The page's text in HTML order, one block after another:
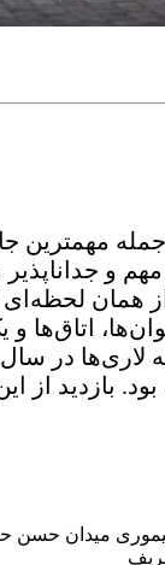
مهمترین
و جداناپذیر
امکان پذیر است و توصیه میکنیم در
تیموری میدان حسن